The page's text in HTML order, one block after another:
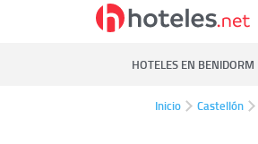
HOTELES EN BENIDORM
Inicio Castellón